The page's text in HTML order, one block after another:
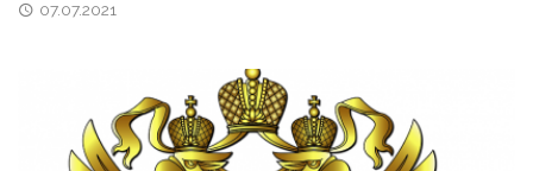
07.07.2021